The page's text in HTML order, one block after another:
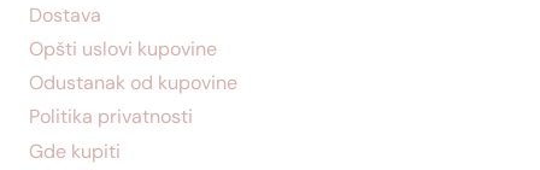
Dostava
Opšti uslovi kupovine
Odustanak od kupovine
Politika privatnosti
Gde kupiti